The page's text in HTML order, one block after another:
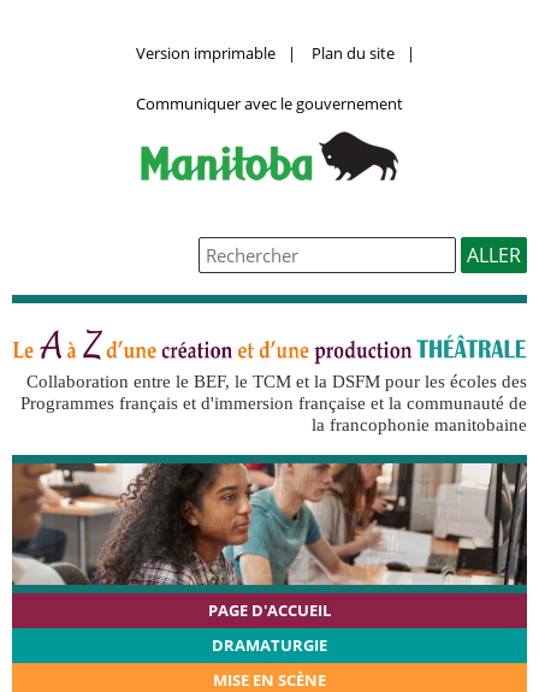
Version imprimable | Plan du site |
Communiquer avec le gouvernement
Collaboration entre le BEF, le TCM et la DSFM pour les écoles des
Programmes français et d'immersion française et la communauté de
la francophonie manitobaine
PAGE D'ACCUEIL
DRAMATURGIE
MISE EN SCÈNE